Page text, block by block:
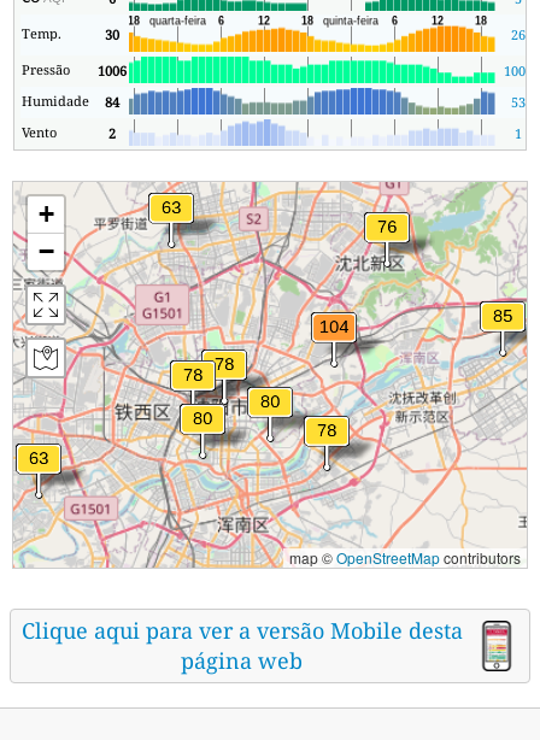
Temp.
30
26
Pressão
1006 1005
Humidade
84
53
Vento
2 1
+
−
map ©OpenStreetMapcontributors
Clique aqui para ver a versão Mobile desta
página web